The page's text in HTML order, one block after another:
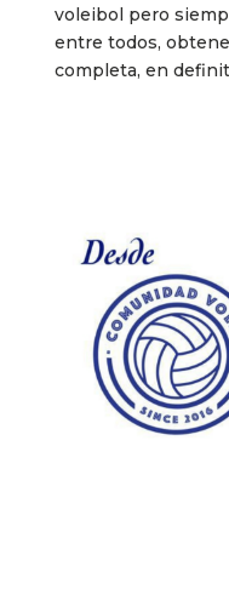
voleibol pero
entre todos,
completa, en